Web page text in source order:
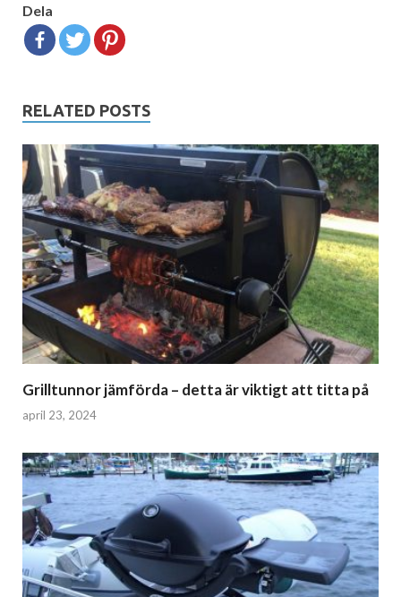
Dela
RELATED POSTS
Grilltunnor jämförda – detta är viktigt att titta på
april 23, 2024